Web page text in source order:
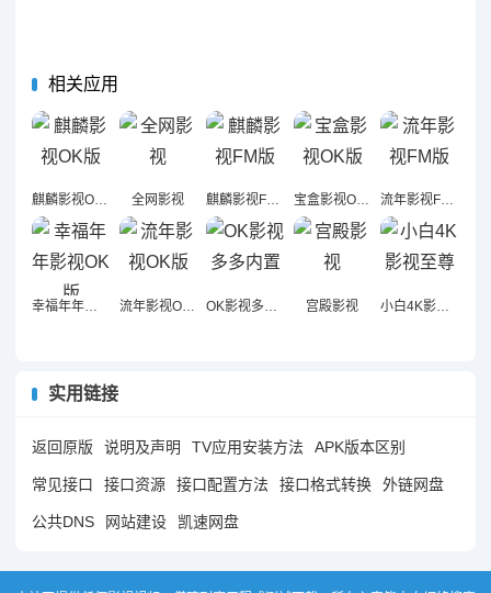
相关应用
麒麟影视OK版 全网影视 麒麟影视FM版 宝盒影视OK版 流年影视FM版
幸福年年影视OK版 流年影视OK版 OK影视多多内置 宫殿影视 小白4K影视至尊
实用链接
返回原版 说明及声明 TV应用安装方法 APK版本区别
常见接口 接口资源 接口配置方法 接口格式转换 外链网盘
公共DNS 网站建设 凯速网盘